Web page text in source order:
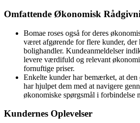
Omfattende Økonomisk
Bomae roses også for deres
været afgørende for flere kunder, der
bolighandler. Kundeanmeldelser
levere værdifuld og relevant
fornuftige priser.
Enkelte kunder har bemærket, at
har hjulpet dem med at navigere
økonomiske spørgsmål i forbindelse
Kundernes Oplevelser